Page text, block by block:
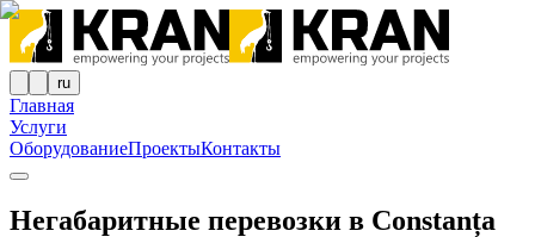
ru
Главная
Услуги
ОборудованиеПроектыКонтакты
Негабаритные перевозки в Constanța